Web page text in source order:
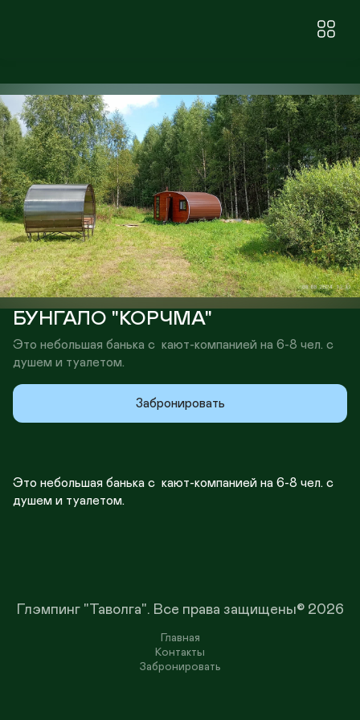
БУНГАЛО "КОРЧМА"
Это небольшая банька с  кают-компанией на 6-8 чел. с
душем и туалетом.
Забронировать
Это небольшая банька с  кают-компанией на 6-8 чел. с
душем и туалетом.
Глэмпинг "Таволга". Все права защищены© 2026
Главная
Контакты
Забронировать